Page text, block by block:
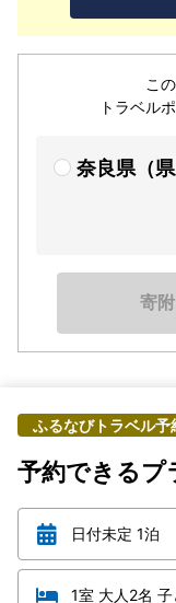
こ
トラベル
奈良県（県
寄
ふるなびトラベル予
予約できるプ
日付未定 1泊
1室 大人2名